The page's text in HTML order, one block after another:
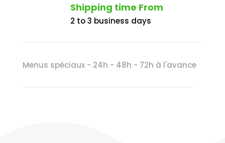
Shipping time From
2 to 3 business days
Menus spéciaux - 24h - 48h - 72h à l'avance